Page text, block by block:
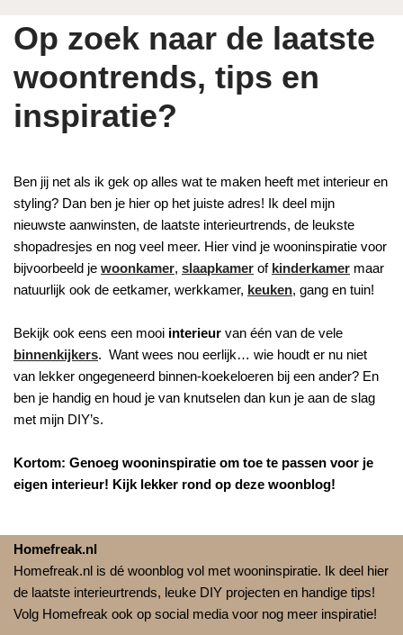
Op zoek naar de laatste
woontrends, tips en
inspiratie?
Ben jij net als ik gek op alles wat te maken heeft met interieur en
styling? Dan ben je hier op het juiste adres! Ik deel mijn
nieuwste aanwinsten, de laatste interieurtrends, de leukste
shopadresjes en nog veel meer. Hier vind je wooninspiratie voor
bijvoorbeeld je woonkamer, slaapkamer of kinderkamer maar
natuurlijk ook de eetkamer, werkkamer, keuken, gang en tuin!
Bekijk ook eens een mooi interieur van één van de vele
binnenkijkers. Want wees nou eerlijk… wie houdt er nu niet
van lekker ongegeneerd binnen-koekeloeren bij een ander? En
ben je handig en houd je van knutselen dan kun je aan de slag
met mijn DIY’s.
Kortom: Genoeg wooninspiratie om toe te passen voor je
eigen interieur! Kijk lekker rond op deze woonblog!
Homefreak.nl
Homefreak.nl is dé woonblog vol met wooninspiratie. Ik deel hier
de laatste interieurtrends, leuke DIY projecten en handige tips!
Volg Homefreak ook op social media voor nog meer inspiratie!